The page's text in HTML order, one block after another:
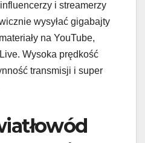
i streamerzy
wysyłać gigabajty
na YouTube,
Wysoka prędkość
transmisji i super